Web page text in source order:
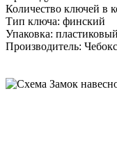
Количество ключей в
Тип ключа: финский
Упаковка:
Производитель: